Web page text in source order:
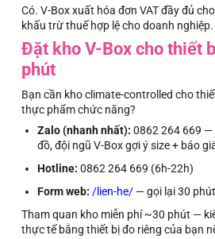
Có. V-Box xuất hóa đơn VAT đầy đủ
khấu trừ thuế hợp lệ cho doanh nghiệp.
Đặt kho V-Box cho thiết
phút
Bạn cần kho climate-controlled cho
thực phẩm chức năng?
Zalo (nhanh nhất): 0862 264 669 —
đồ, đội ngũ V-Box gợi ý size + báo
Hotline: 0862 264 669 (6h-22h)
Form web: /lien-he/— gọi lại 30 phút
Tham quan kho miễn phí ~30 phút —
thực tế bằng thiết bị đo riêng của bạn